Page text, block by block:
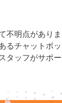
不明点があり
るチャットボ
タッフがサポー